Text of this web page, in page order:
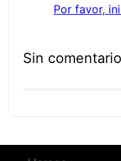
Por favor,
Sin